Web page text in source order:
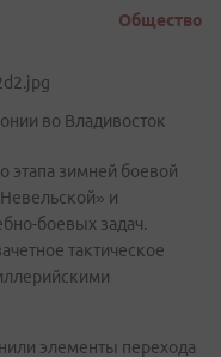
Общество
во Владивосток
этапа зимней боевой
и
боевых задач.
тактическое
элементы перехода